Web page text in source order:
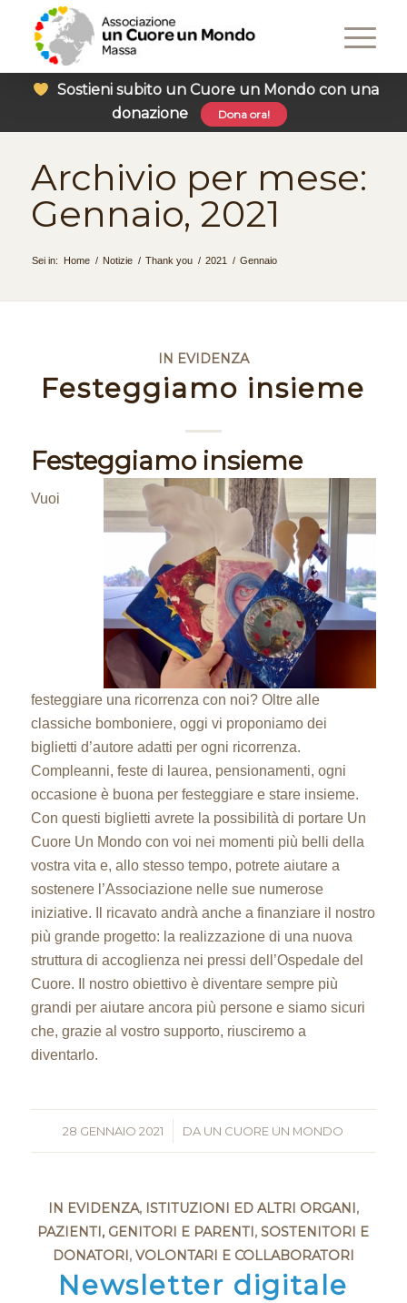
Sostieni subito un Cuore un Mondo con una
donazione
Dona ora!
Archivio per mese:
Gennaio, 2021
Sei in: Home / Notizie / Thank you / 2021 / Gennaio
IN EVIDENZA
Festeggiamo insieme
Festeggiamo insieme
Vuoi
festeggiare una ricorrenza con noi? Oltre alle
classiche bomboniere, oggi vi proponiamo dei
biglietti d’autore adatti per ogni ricorrenza.
Compleanni, feste di laurea, pensionamenti, ogni
occasione è buona per festeggiare e stare insieme.
Con questi biglietti avrete la possibilità di portare Un
Cuore Un Mondo con voi nei momenti più belli della
vostra vita e, allo stesso tempo, potrete aiutare a
sostenere l’Associazione nelle sue numerose
iniziative. Il ricavato andrà anche a finanziare il nostro
più grande progetto: la realizzazione di una nuova
struttura di accoglienza nei pressi dell’Ospedale del
Cuore. Il nostro obiettivo è diventare sempre più
grandi per aiutare ancora più persone e siamo sicuri
che, grazie al vostro supporto, riusciremo a
diventarlo.
28 GENNAIO 2021
/ DA UN CUORE UN MONDO
IN EVIDENZA, ISTITUZIONI ED ALTRI ORGANI,
PAZIENTI, GENITORI E PARENTI,SOSTENITORI E
DONATORI, VOLONTARI E COLLABORATORI
Newsletter digitale